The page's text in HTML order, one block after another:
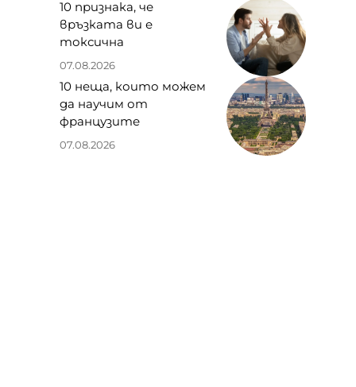
10 признака, че
връзката ви е
токсична
07.08.2026
10 неща, които можем
да научим от
французите
07.08.2026